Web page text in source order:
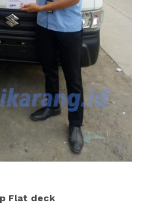
Flat deck